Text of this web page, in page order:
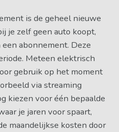
is de geheel nieuwe
je zelf geen auto koopt,
abonnement. Deze
Meteen elektrisch
gebruik op het moment
via streaming
kiezen voor één bepaalde
je jaren voor spaart,
maandelijkse kosten door